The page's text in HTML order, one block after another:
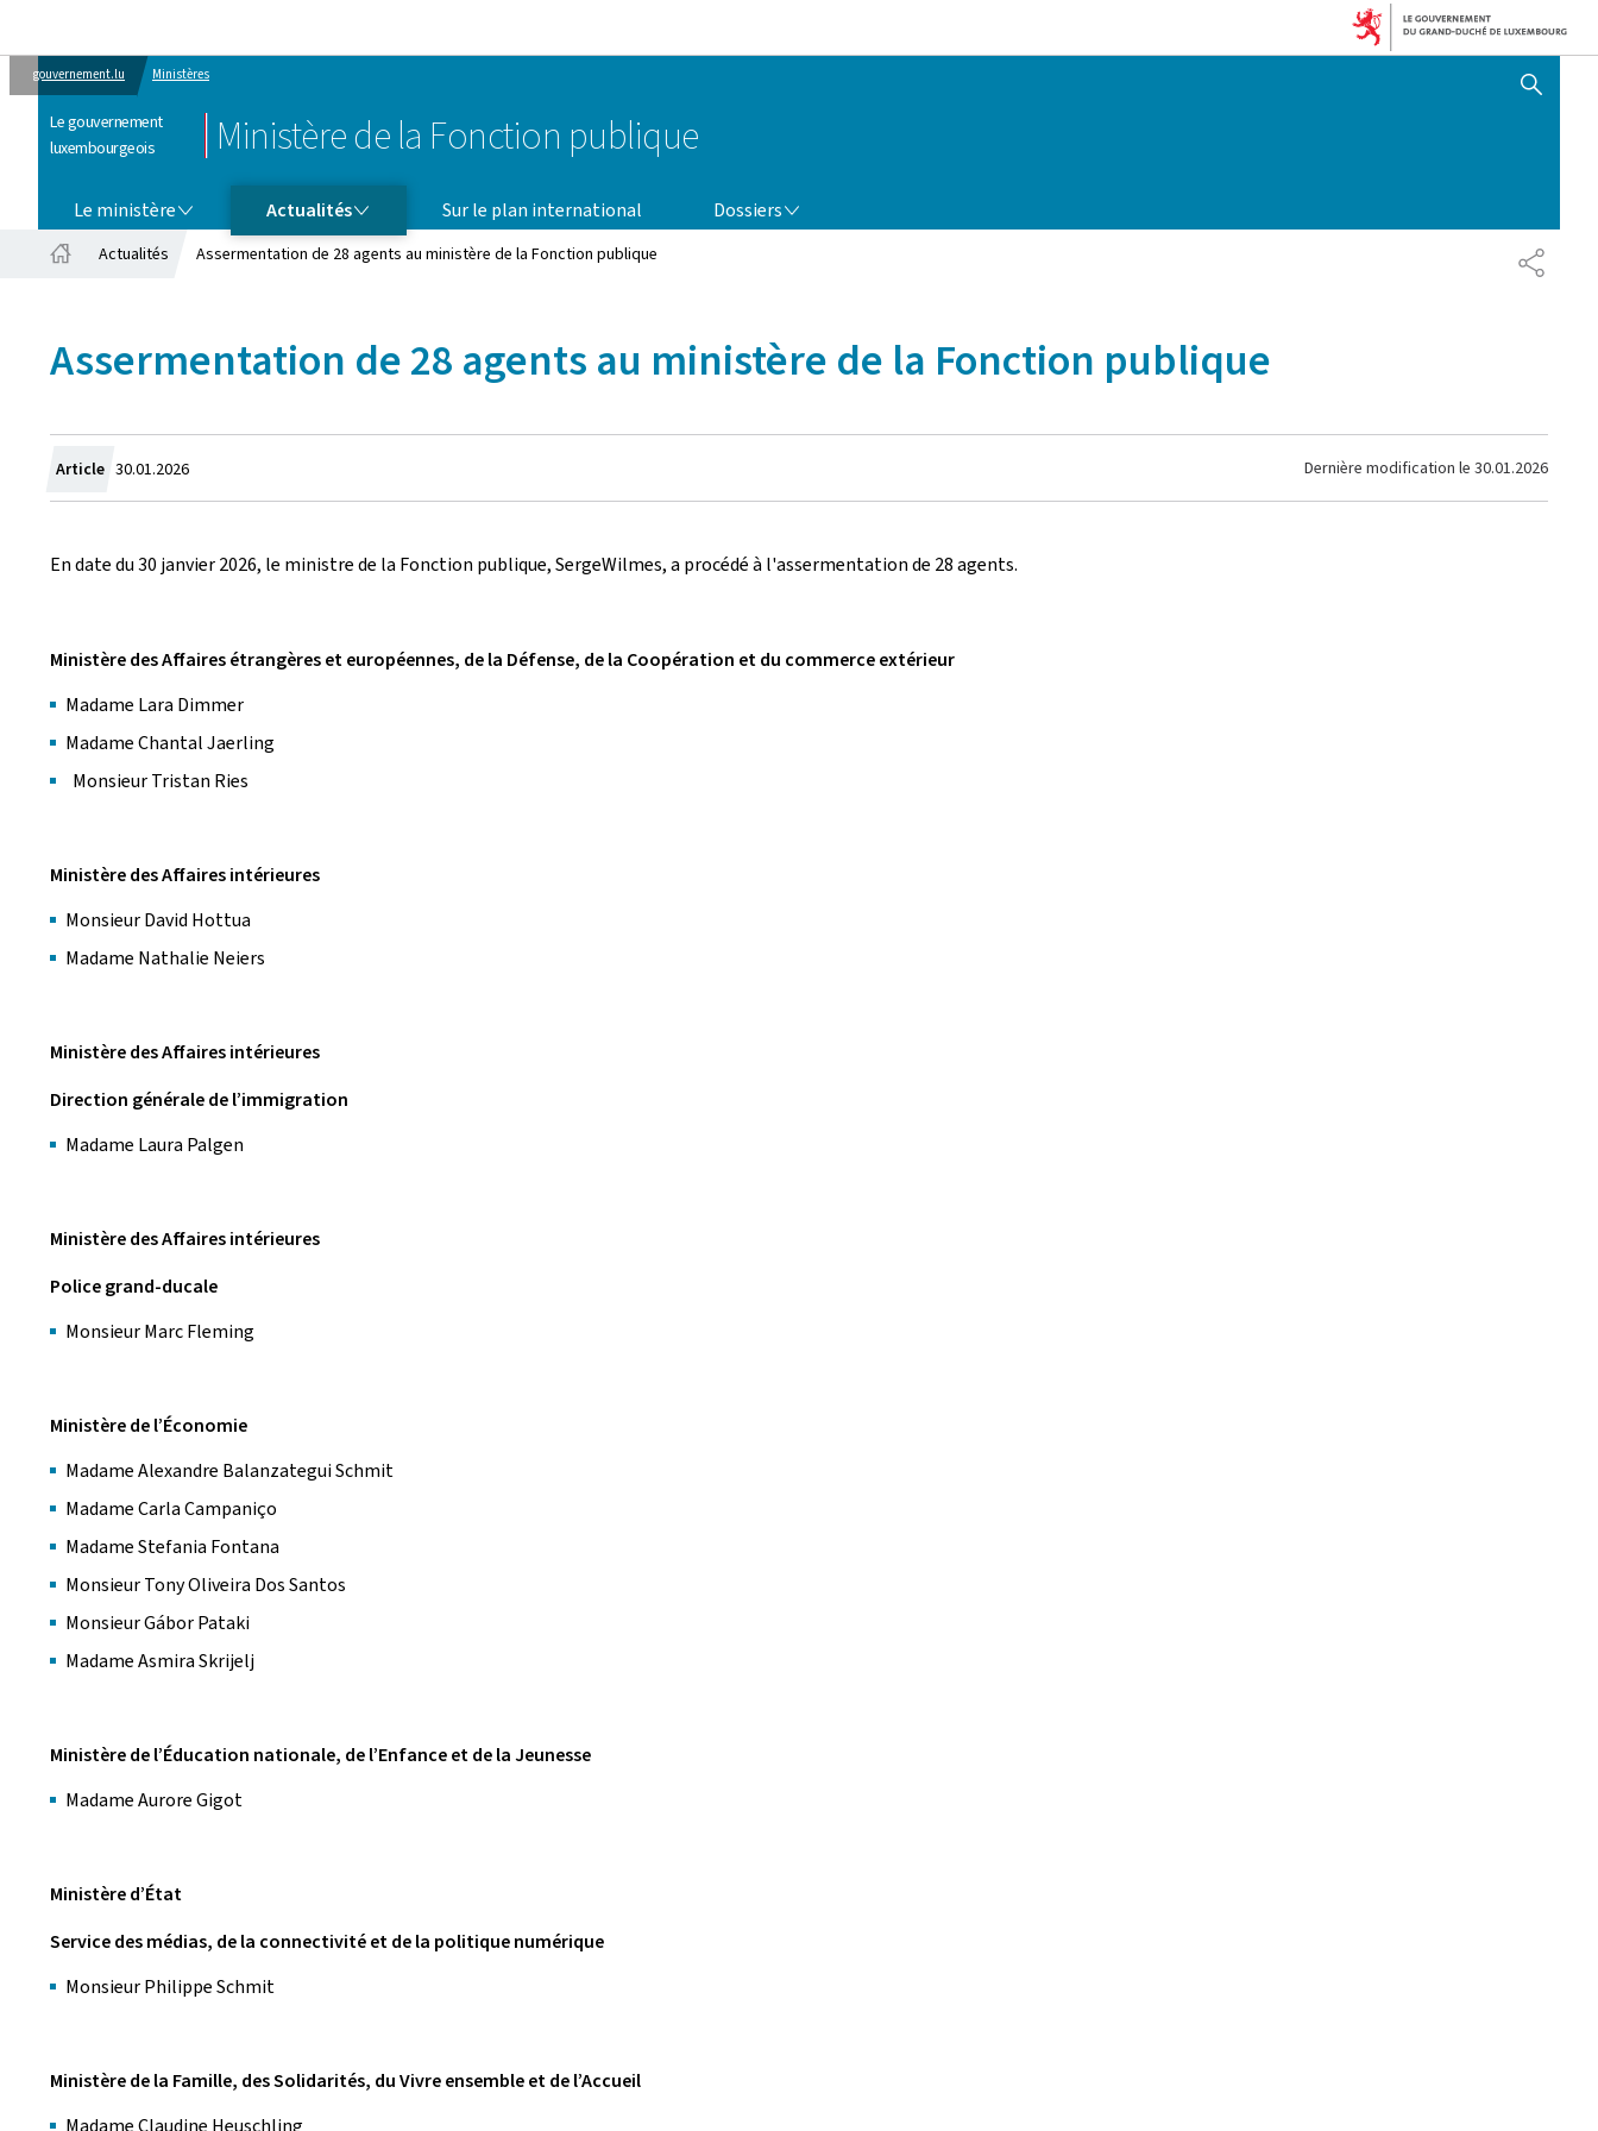
gouvernement.lu Ministères
Le gouvernement
luxembourgeois
Ministère de la Fonction publique
AFFICHER / MASQUER
Le ministère Actualités
ACTUALITÉS
Sur le plan international Dossiers
Actualités Assermentation de 28 agents au ministère de la Fonction publique
Assermentation de 28 agents au ministère de la Fonction publique
Article Crée
le
30.01.2026 Dernière modification le 30.01.2026
En date du 30 janvier 2026, le ministre de la Fonction publique, SergeWilmes, a procédé à l'assermentation de 28 agents.
Ministère des Affaires étrangères et européennes, de la Défense, de la Coopération et du commerce extérieur
Madame Lara Dimmer
Madame Chantal Jaerling
Monsieur Tristan Ries
Ministère des Affaires intérieures
Monsieur David Hottua
Madame Nathalie Neiers
Ministère des Affaires intérieures
Direction générale de l’immigration
Madame Laura Palgen
Ministère des Affaires intérieures
Police grand-ducale
Monsieur Marc Fleming
Ministère de l’Économie
Madame Alexandre Balanzategui Schmit
Madame Carla Campaniço
Madame Stefania Fontana
Monsieur Tony Oliveira Dos Santos
Monsieur Gábor Pataki
Madame Asmira Skrijelj
Ministère de l’Éducation nationale, de l’Enfance et de la Jeunesse
Madame Aurore Gigot
Ministère d’État
Service des médias, de la connectivité et de la politique numérique
Monsieur Philippe Schmit
Ministère de la Famille, des Solidarités, du Vivre ensemble et de l’Accueil
Madame Claudine Heuschling